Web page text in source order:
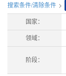
搜索条件/清除条件 >
国家：
领域：
阶段：